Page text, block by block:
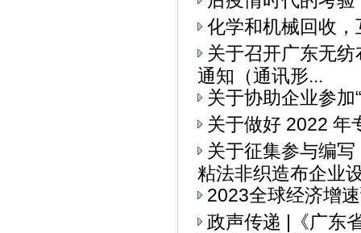
化学和机械回收
关于召开广东无
通知（通讯形...
关于协助企业参加
关于做好 2022 年
关于征集参与编
粘法非织造布企业
2023全球经济增
政声传递 |《广东